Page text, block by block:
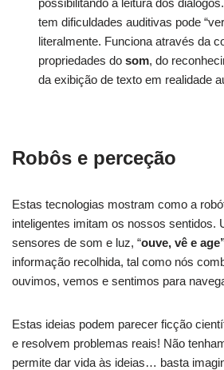
tem dificuldades auditivas pode
literalmente. Funciona através da
propriedades dosom, do
da exibição de texto em realidade
Robôs e perceção
Estas tecnologias mostram como a
inteligentes imitam os nossos sentidos.
sensores de som e luz, “ouve, vê e
informação recolhida, tal como nós
ouvimos, vemos e sentimos para
Estas ideias podem parecer ficção
e resolvem problemas reais! Não
permite dar vida às ideias… basta